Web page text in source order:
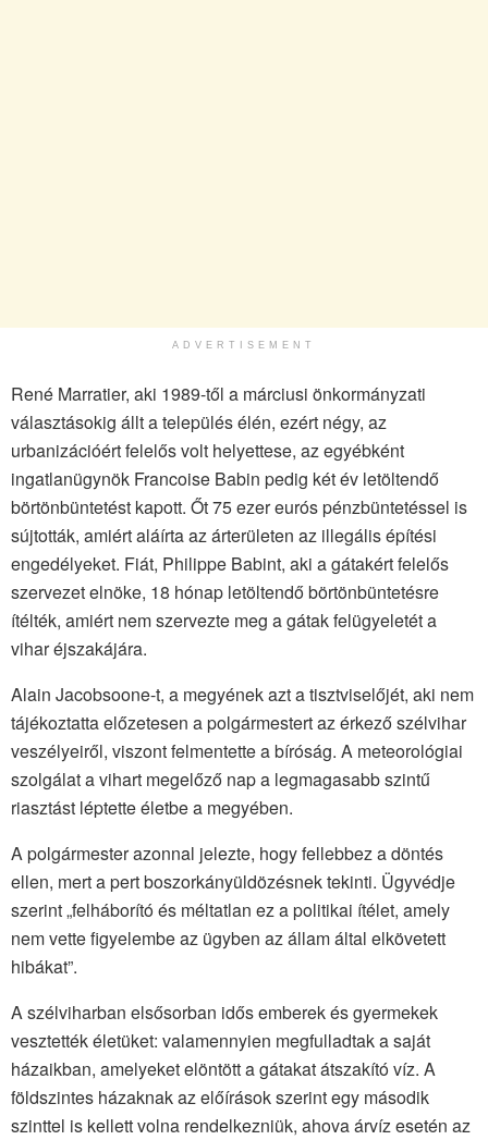
ADVERTISEMENT
René Marratier, aki 1989-től a márciusi önkormányzati
választásokig állt a település élén, ezért négy, az
urbanizációért felelős volt helyettese, az egyébként
ingatlanügynök Francoise Babin pedig két év letöltendő
börtönbüntetést kapott. Őt 75 ezer eurós pénzbüntetéssel is
sújtották, amiért aláírta az árterületen az illegális építési
engedélyeket. Fiát, Philippe Babint, aki a gátakért felelős
szervezet elnöke, 18 hónap letöltendő börtönbüntetésre
ítélték, amiért nem szervezte meg a gátak felügyeletét a
vihar éjszakájára.
Alain Jacobsoone-t, a megyének azt a tisztviselőjét, aki nem
tájékoztatta előzetesen a polgármestert az érkező szélvihar
veszélyeiről, viszont felmentette a bíróság. A meteorológiai
szolgálat a vihart megelőző nap a legmagasabb szintű
riasztást léptette életbe a megyében.
A polgármester azonnal jelezte, hogy fellebbez a döntés
ellen, mert a pert boszorkányüldözésnek tekinti. Ügyvédje
szerint „felháborító és méltatlan ez a politikai ítélet, amely
nem vette figyelembe az ügyben az állam által elkövetett
hibákat”.
A szélviharban elsősorban idős emberek és gyermekek
vesztették életüket: valamennyien megfulladtak a saját
házaikban, amelyeket elöntött a gátakat átszakító víz. A
földszintes házaknak az előírások szerint egy második
szinttel is kellett volna rendelkezniük, ahova árvíz esetén az